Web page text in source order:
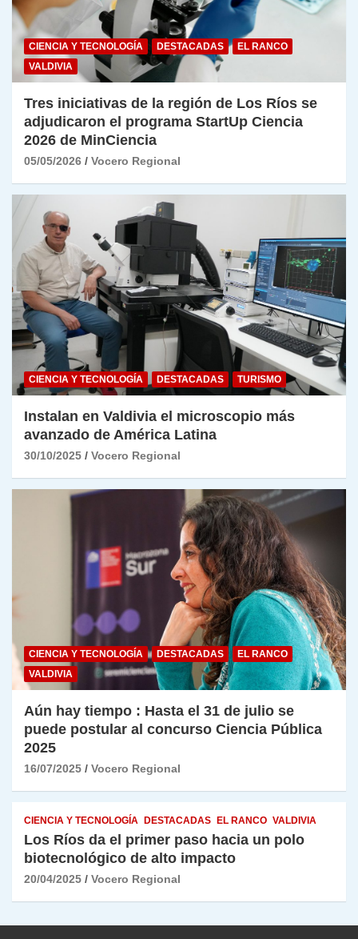
CIENCIA Y TECNOLOGÍA DESTACADAS
EL RANCO
VALDIVIA
Tres iniciativas de la región de Los Ríos se
adjudicaron el programa StartUp Ciencia
2026 de MinCiencia
05/05/2026 Vocero Regional
CIENCIA Y TECNOLOGÍA DESTACADAS TURISMO
Instalan en Valdivia el microscopio más
avanzado de América Latina
30/10/2025 Vocero Regional
CIENCIA Y TECNOLOGÍA DESTACADAS
EL RANCO
VALDIVIA
Aún hay tiempo : Hasta el 31 de julio se
puede postular al concurso Ciencia Pública
2025
16/07/2025 Vocero Regional
CIENCIA Y TECNOLOGÍA DESTACADAS EL RANCO VALDIVIA
Los Ríos da el primer paso hacia un polo
biotecnológico de alto impacto
20/04/2025 Vocero Regional